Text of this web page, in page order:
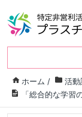
ホーム / 活動
「総合的な学習